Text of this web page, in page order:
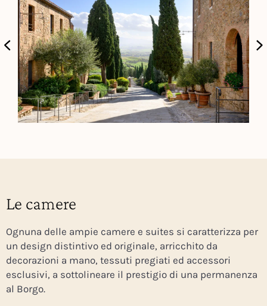
Le camere
Ognuna delle ampie camere e suites si caratterizza per
un design distintivo ed originale, arricchito da
decorazioni a mano, tessuti pregiati ed accessori
esclusivi, a sottolineare il prestigio di una permanenza
al Borgo.